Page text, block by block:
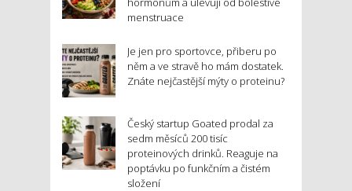
menstruace
Je jen pro sportovce, přiberu po
něm a ve stravě ho mám dostatek.
Znáte nejčastější mýty o proteinu?
Český startup Goated prodal za
sedm měsíců 200 tisíc
proteinových drinků. Reaguje na
poptávku po funkčním a čistém
složení